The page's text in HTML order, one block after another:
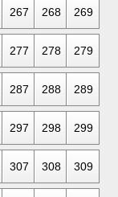
267 268 269
277 278 279
287 288 289
297 298 299
307 308 309